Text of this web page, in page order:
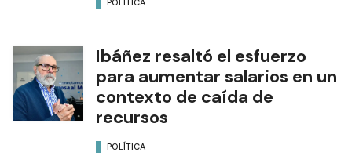
Ibáñez resaltó el esfuerzo
para aumentar salarios en un
contexto de caída de
recursos
POLÍTICA